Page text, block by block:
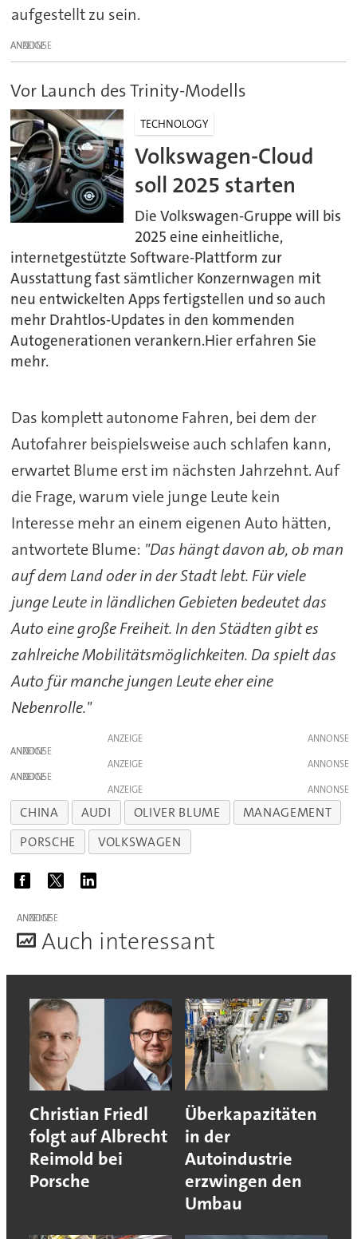
aufgestellt zu sein.
ANZEIGE
Vor Launch des Trinity-Modells
TECHNOLOGY
Volkswagen-Cloud
soll 2025 starten
Die Volkswagen-Gruppe will bis
2025 eine einheitliche,
internetgestützte Software-Plattform zur
Ausstattung fast sämtlicher Konzernwagen mit
neu entwickelten Apps fertigstellen und so auch
mehr Drahtlos-Updates in den kommenden
Autogenerationen verankern.Hier erfahren Sie
mehr.
Das komplett autonome Fahren, bei dem der
Autofahrer beispielsweise auch schlafen kann,
erwartet Blume erst im nächsten Jahrzehnt. Auf
die Frage, warum viele junge Leute kein
Interesse mehr an einem eigenen Auto hätten,
antwortete Blume: "Das hängt davon ab, ob man
auf dem Land oder in der Stadt lebt. Für viele
junge Leute in ländlichen Gebieten bedeutet das
Auto eine große Freiheit. In den Städten gibt es
zahlreiche Mobilitätsmöglichkeiten. Da spielt das
Auto für manche jungen Leute eher eine
Nebenrolle."
ANZEIGE
ANZEIGE
ANZEIGE
ANZEIGE
ANZEIGE
CHINA AUDI OLIVER BLUME
MANAGEMENT
PORSCHE
VOLKSWAGEN
ANZEIGE
Auch interessant
Christian Friedl
folgt auf Albrecht
Reimold bei
Porsche
Überkapazitäten
in der
Autoindustrie
erzwingen den
Umbau